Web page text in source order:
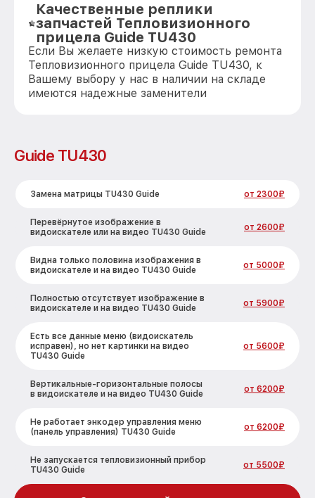
Качественные реплики
запчастей Тепловизионного
прицела Guide TU430
Если Вы желаете низкую стоимость ремонта
Тепловизионного прицела Guide TU430, к
Вашему выбору у нас в наличии на складе
имеются надежные заменители
Guide TU430
Замена матрицы TU430 Guide от 2300₽
Перевёрнутое изображение в
видоискателе или на видео TU430 Guide
от 2600₽
Видна только половина изображения в
видоискателе и на видео TU430 Guide
от 5000₽
Полностью отсутствует изображение в
видоискателе и на видео TU430 Guide
от 5900₽
Есть все данные меню (видоискатель
исправен), но нет картинки на видео
TU430 Guide
от 5600₽
Вертикальные-горизонтальные полосы
в видоискателе и на видео TU430 Guide
от 6200₽
Не работает энкодер управления меню
(панель управления) TU430 Guide
от 6200₽
Не запускается тепловизионный прибор
TU430 Guide
от 5500₽